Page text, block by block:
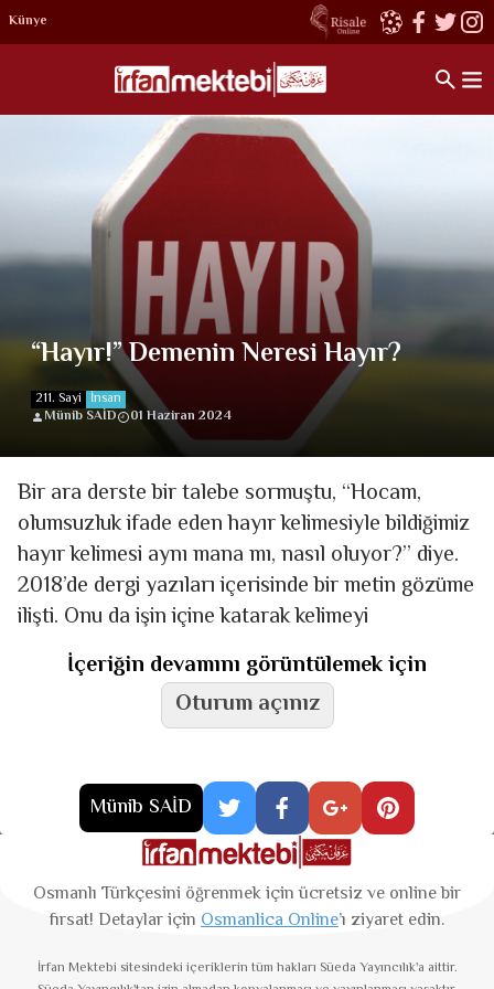
Künye
“Hayır!” Demenin Neresi Hayır?
211. Sayi İnsan
Münib SAİD
01 Haziran 2024
Bir ara derste bir talebe sormuştu, “Hocam,
olumsuzluk ifade eden hayır kelimesiyle bildiğimiz
hayır kelimesi aynı mana mı, nasıl oluyor?” diye.
2018’de dergi yazıları içerisinde bir metin gözüme
ilişti. Onu da işin içine katarak kelimeyi
İçeriğin devamını görüntülemek için
Oturum açınız
Münib SAİD
Osmanlı Türkçesini öğrenmek için ücretsiz ve online bir
fırsat! Detaylar için Osmanlica Online’ı ziyaret edin.
İrfan Mektebi sitesindeki içeriklerin tüm hakları Süeda Yayıncılık'a aittir.